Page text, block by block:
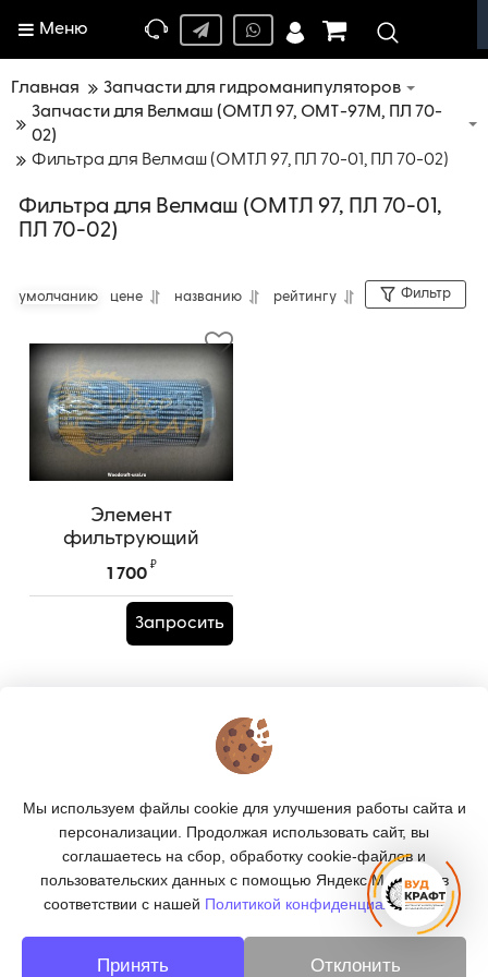
Меню
Главная
Запчасти для гидроманипуляторов
Запчасти для Велмаш (ОМТЛ 97, ОМТ-97М, ПЛ 70-
02)
Фильтра для Велмаш (ОМТЛ 97, ПЛ 70-01, ПЛ 70-02)
Фильтра для Велмаш (ОМТЛ 97, ПЛ 70-01,
ПЛ 70-02)
умолчанию цене названию рейтингу Фильтр
Элемент
фильтрующий
напорный к ОМТЛ
(ПЛ)/ЛВ185 HYD 25-
50/115
1 700
₽
Запросить
КАТАЛОГ
ПОДПИСКА
Мы используем файлы cookie для улучшения работы сайта и
персонализации. Продолжая использовать сайт, вы
соглашаетесь на сбор, обработку cookie-файлов и
пользовательских данных с помощью Яндекс.Метрика, в
соответствии с нашей Политикой конфиденциальности.
Принять Отклонить